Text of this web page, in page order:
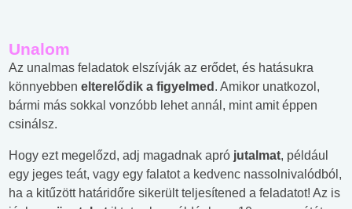
Unalom
Az unalmas feladatok elszívják az erődet, és hatásukra
könnyebben elterelődik a figyelmed . Amikor unatkozol,
bármi más sokkal vonzóbb lehet annál, mint amit éppen
csinálsz.
Hogy ezt megelőzd, adj magadnak apró jutalmat, például
egy jeges teát, vagy egy falatot a kedvenc nassolnivalódból,
ha a kitűzött határidőre sikerült teljesítened a feladatot! Az is